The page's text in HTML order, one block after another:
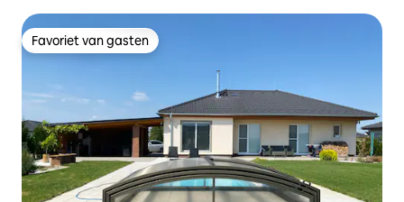
Favoriet van gasten
Favoriet van gasten